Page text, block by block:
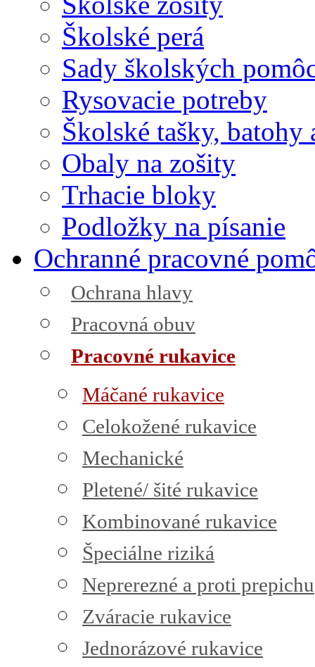
Školské perá
Sady školských
Rysovacie potreby
Školské tašky, batohy
Obaly na zošity
Trhacie bloky
Podložky na písanie
Ochranné pracovné
Ochrana hlavy
Pracovná obuv
Pracovné rukavice
Máčané rukavice
Celokožené rukavice
Mechanické
Pletené/ šité rukavice
Kombinované rukavice
Špeciálne riziká
Neprerezné a proti prepichu
Zváracie rukavice
Jednorázové rukavice